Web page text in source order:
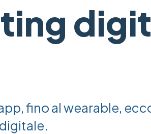
fino al wearable,